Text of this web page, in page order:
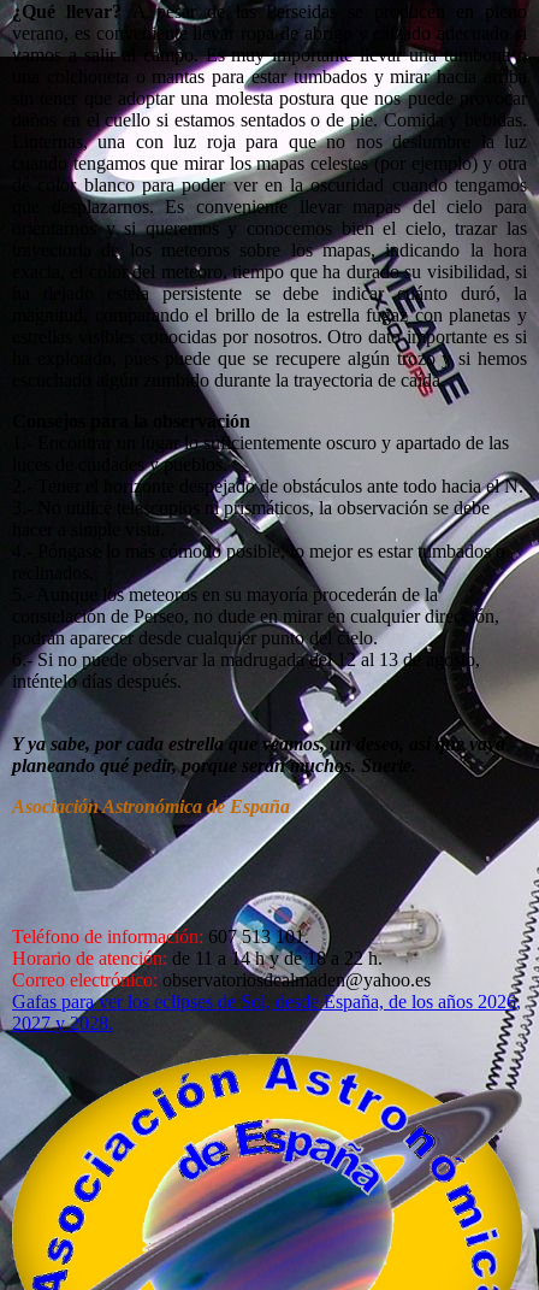
¿Qué llevar?
A pesar de las Perseidas se producen en pleno
verano, es conveniente llevar ropa de abrigo y calzado adecuado si
vamos a salir al campo. Es muy importante llevar una tumbona o
una colchoneta o mantas para estar tumbados y mirar hacia arriba
sin tener que adoptar una molesta postura que nos puede provocar
daños en el cuello si estamos sentados o de pie. Comida y bebidas.
Linternas, una con luz roja para que no nos deslumbre la luz
cuando tengamos que mirar los mapas celestes (por ejemplo) y otra
de color blanco para poder ver en la oscuridad cuando tengamos
que desplazarnos. Es conveniente llevar mapas del cielo para
orientarnos y si queremos y conocemos bien el cielo, trazar las
trayectoria de los meteoros sobre los mapas, indicando la hora
exacta, el color del meteoro, tiempo que ha durado su visibilidad, si
ha dejado estela persistente se debe indicar cuánto duró, la
magnitud, comparando el brillo de la estrella fugaz con planetas y
estrellas visibles conocidas por nosotros. Otro dato importante es si
ha explotado, pues puede que se recupere algún trozo y si hemos
escuchado algún zumbido durante la trayectoria de caída.
Consejos para la observación
1.- Encontrar un lugar lo suficientemente oscuro y apartado de las
luces de ciudades y pueblos.
2.- Tener el horizonte despejado de obstáculos ante todo hacia el N.
3.- No utilice telescopios ni prismáticos, la observación se debe
hacer a simple vista.
4.- Póngase lo más cómodo posible, lo mejor es estar tumbados o
5.- Aunque los meteoros en su mayoría procederán de la
constelación de Perseo, no dude en mirar en cualquier dirección,
podrán aparecer desde cualquier punto del cielo.
6.- Si no puede observar la madrugada del 12 al 13 de agosto,
inténtelo días después.
Y ya sabe, por cada estrella que veamos, un deseo, así que vaya
planeando qué pedir, porque serán muchos. Suerte.
Asociación Astronómica de España
Teléfono de información: 607 513 101.
Horario de atención: de 11 a 14 h y de 18 a 22 h.
Correo electrónico: observatoriosdealmaden@yahoo.es
Gafas para ver los eclipses de Sol, desde España, de los años 2026,
2027 y 2028.